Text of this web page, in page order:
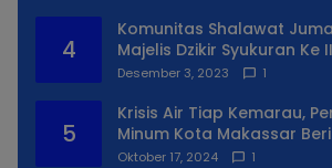
4
Komunitas Shalawat
Majelis Dzikir Syukuran Ke II
Desember 3, 2023 1
5
Krisis Air Tiap Kemarau,
Minum Kota Makassar
Untuk Daerah Utara Kota
Oktober 17, 2024 1